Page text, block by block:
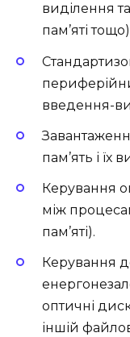
виділення
пам’яті
введення-
пам’ять і їх
Керування
між
пам’яті).
Керування
оптичні
іншій